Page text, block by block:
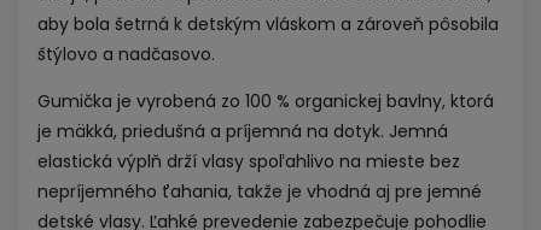
aby bola šetrná k detským vláskom a zároveň pôsobila
štýlovo a nadčasovo.
Gumička je vyrobená zo 100 % organickej bavlny, ktorá
je mäkká, priedušná a príjemná na dotyk. Jemná
elastická výplň drží vlasy spoľahlivo na mieste bez
nepríjemného ťahania, takže je vhodná aj pre jemné
detské vlasy. Ľahké prevedenie zabezpečuje pohodlie